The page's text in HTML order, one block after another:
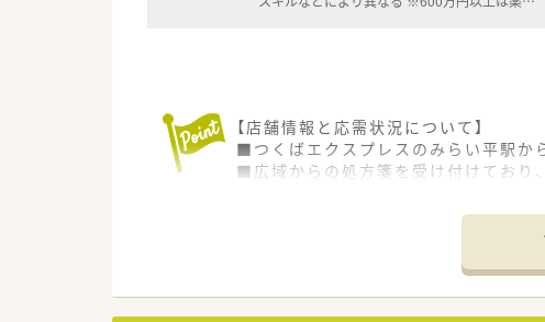
【店舗情報と応需状況について】
■つくばエクスプレスのみらい平駅か
■広域からの処方箋を受け付けており
■組織のさらなる活性化を目指した欠
■管理薬剤師の経験や在宅業務の経験
■40代中盤までの若手から中堅層を幅